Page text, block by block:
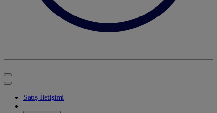
Satış İletişimi